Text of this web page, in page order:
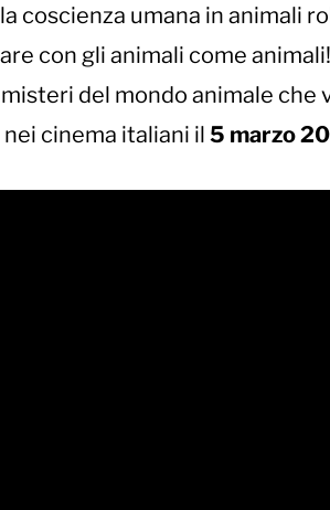
coscienza umana in animali
con gli animali come animali!
del mondo animale che
cinema italiani il 5 marzo